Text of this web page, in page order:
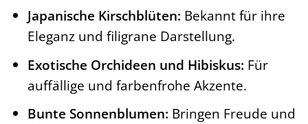
Japanische Kirschblüten: Bekannt für ihre
Eleganz und filigrane Darstellung.
Exotische Orchideen und Hibiskus: Für
auffällige und farbenfrohe Akzente.
Bunte Sonnenblumen: Bringen Freude und